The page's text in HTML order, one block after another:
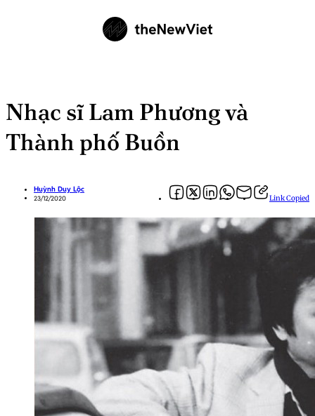
Nhạc sĩ Lam Phương và
Thành phố Buồn
Huỳnh Duy Lộc
23/12/2020 Link Copied